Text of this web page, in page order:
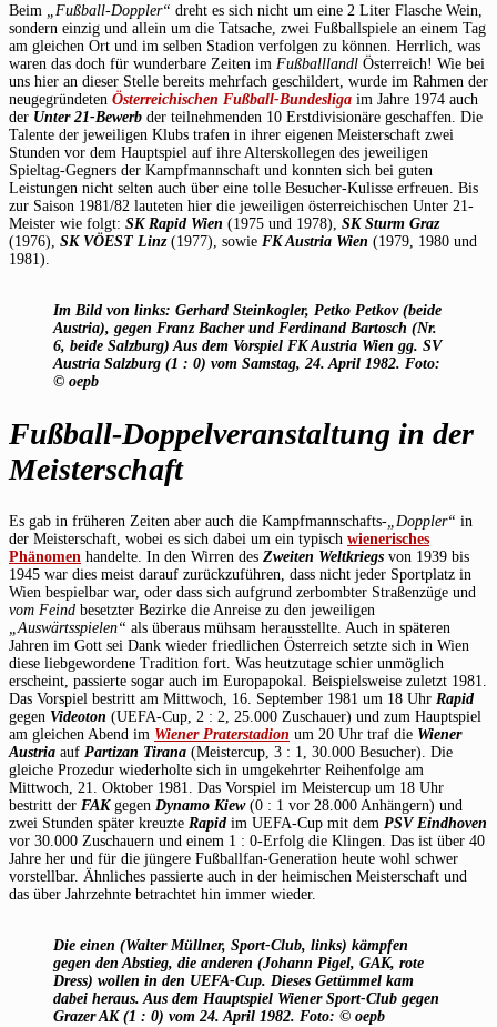
Beim
„Fußball-Doppler“ dreht es sich nicht um eine 2 Liter Flasche Wein,
sondern einzig und allein um die Tatsache, zwei Fußballspiele an einem Tag
am gleichen Ort und im selben Stadion verfolgen zu können. Herrlich, was
waren das doch für wunderbare Zeiten im Fußballlandl Österreich! Wie bei
uns hier an dieser Stelle bereits mehrfach geschildert, wurde im Rahmen der
neugegründeten Österreichischen Fußball-Bundesliga im Jahre 1974 auch
der Unter 21-Bewerb der teilnehmenden 10 Erstdivisionäre geschaffen. Die
Talente der jeweiligen Klubs trafen in ihrer eigenen Meisterschaft zwei
Stunden vor dem Hauptspiel auf ihre Alterskollegen des jeweiligen
Spieltag-Gegners der Kampfmannschaft und konnten sich bei guten
Leistungen nicht selten auch über eine tolle Besucher-Kulisse erfreuen. Bis
zur Saison 1981/82 lauteten hier die jeweiligen österreichischen Unter 21-
Meister wie folgt: SK Rapid Wien (1975 und 1978), SK Sturm Graz
(1976), SK VÖEST Linz(1977), sowie FK Austria Wien (1979, 1980 und
1981).
Im Bild von links: Gerhard Steinkogler, Petko Petkov (beide
Austria), gegen Franz Bacher und Ferdinand Bartosch (Nr.
6, beide Salzburg) Aus dem Vorspiel FK Austria Wien gg. SV
Austria Salzburg (1 : 0) vom Samstag, 24. April 1982. Foto:
© oepb
Fußball-Doppelveranstaltung in der
Meisterschaft
Es gab in früheren Zeiten aber auch die Kampfmannschafts-„Doppler“ in
der Meisterschaft, wobei es sich dabei um ein typisch wienerisches
Phänomen handelte. In den Wirren des Zweiten Weltkriegs von 1939 bis
1945 war dies meist darauf zurückzuführen, dass nicht jeder Sportplatz in
Wien bespielbar war, oder dass sich aufgrund zerbombter Straßenzüge und
vom Feind besetzter Bezirke die Anreise zu den jeweiligen
„Auswärtsspielen“ als überaus mühsam herausstellte. Auch in späteren
Jahren im Gott sei Dank wieder friedlichen Österreich setzte sich in Wien
diese liebgewordene Tradition fort. Was heutzutage schier unmöglich
erscheint, passierte sogar auch im Europapokal. Beispielsweise zuletzt 1981.
Das Vorspiel bestritt am Mittwoch, 16. September 1981 um 18 Uhr Rapid
gegen Videoton (UEFA-Cup, 2 : 2, 25.000 Zuschauer) und zum Hauptspiel
am gleichen Abend im Wiener Praterstadion um 20 Uhr traf die Wiener
Austria auf Partizan Tirana (Meistercup, 3 : 1, 30.000 Besucher). Die
gleiche Prozedur wiederholte sich in umgekehrter Reihenfolge am
Mittwoch, 21. Oktober 1981. Das Vorspiel im Meistercup um 18 Uhr
bestritt der FAKgegen Dynamo Kiew (0 : 1 vor 28.000 Anhängern) und
zwei Stunden später kreuzte Rapid im UEFA-Cup mit dem PSV Eindhoven
vor 30.000 Zuschauern und einem 1 : 0-Erfolg die Klingen. Das ist über 40
Jahre her und für die jüngere Fußballfan-Generation heute wohl schwer
vorstellbar. Ähnliches passierte auch in der heimischen Meisterschaft und
das über Jahrzehnte betrachtet hin immer wieder.
Die einen (Walter Müllner, Sport-Club, links) kämpfen
gegen den Abstieg, die anderen (Johann Pigel, GAK, rote
Dress) wollen in den UEFA-Cup. Dieses Getümmel kam
dabei heraus. Aus dem Hauptspiel Wiener Sport-Club gegen
Grazer AK (1 : 0) vom 24. April 1982. Foto: © oepb